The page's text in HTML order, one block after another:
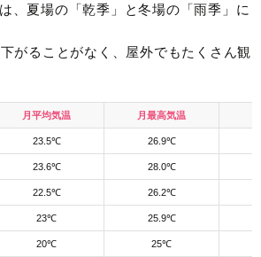
、夏場の「乾季」と冬場の「雨季」に
がることがなく、屋外でもたくさん観
月平均気温 月最高気温
23.5℃ 26.9℃
23.6℃ 28.0℃
22.5℃ 26.2℃
23℃ 25.9℃
20℃ 25℃